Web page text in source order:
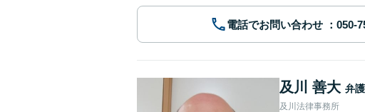
電話でお問い合わせ
及川 善大 弁
及川法律事務所